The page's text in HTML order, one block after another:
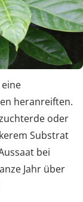
heranreiften.
oder
Substrat
bei
Jahr über